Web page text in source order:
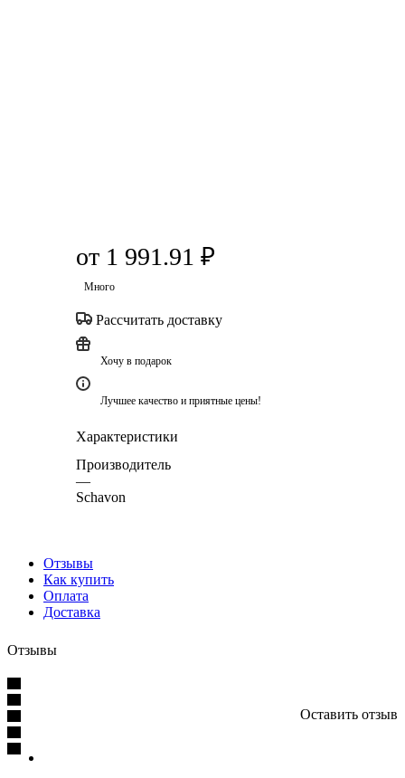
от 1 991.91 ₽
Много
Рассчитать доставку
Хочу в подарок
Лучшее качество и приятные цены!
Характеристики
Производитель
—
Schavon
Отзывы
Как купить
Оплата
Доставка
Отзывы
Оставить отзыв